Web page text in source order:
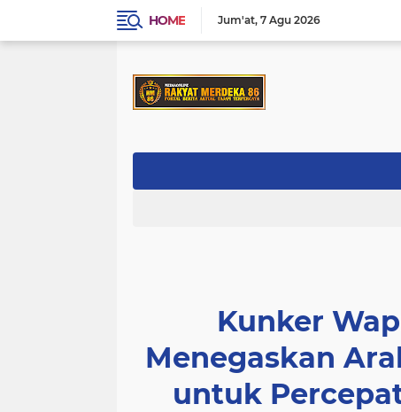
HOME Jum'at 7 Agu 2026
Kunker
Menegaskan
untuk